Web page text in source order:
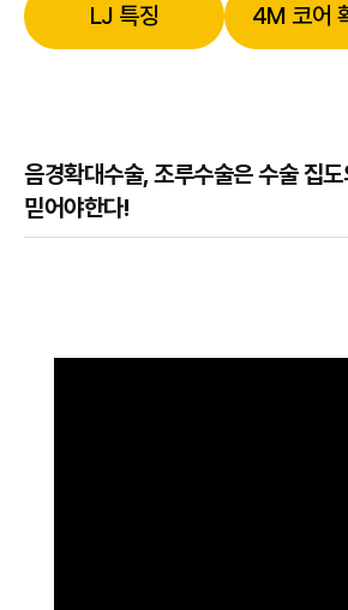
LJ 특징 4M 코어
음경확대수술, 조루수술은 수술 집
믿어야한다!